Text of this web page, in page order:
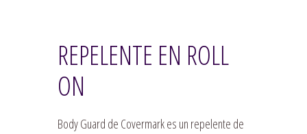
REPELENTE EN ROLL
ON
Body Guard de Covermark es un repelente de